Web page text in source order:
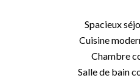
Spacieux
Cuisine
Chambre
Salle de bain